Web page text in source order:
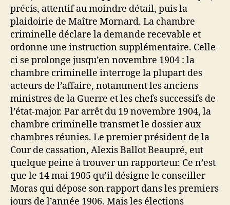
précis, attentif au moindre détail, puis la
plaidoirie de Maître Mornard. La chambre
criminelle déclare la demande recevable et
ordonne une instruction supplémentaire. Celle-
ci se prolonge jusqu’en novembre 1904 : la
chambre criminelle interroge la plupart des
acteurs de l’affaire, notamment les anciens
ministres de la Guerre et les chefs successifs de
l’état-major. Par arrêt du 19 novembre 1904, la
chambre criminelle transmet le dossier aux
chambres réunies. Le premier président de la
Cour de cassation, Alexis Ballot Beaupré, eut
quelque peine à trouver un rapporteur. Ce n’est
que le 14 mai 1905 qu’il désigne le conseiller
Moras qui dépose son rapport dans les premiers
jours de l’année 1906. Mais les élections